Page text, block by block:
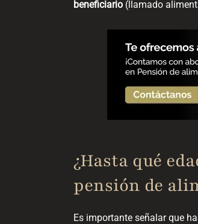
beneficiario (llamado
¿Hasta qué
pensión de
Es importante señalar que